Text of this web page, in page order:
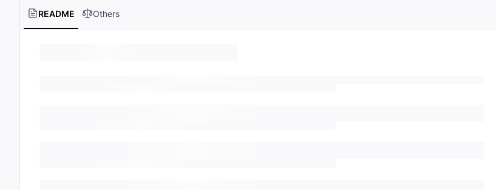
README Others